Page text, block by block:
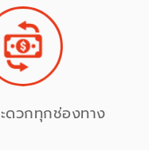
ะดวกทุกช่องทาง